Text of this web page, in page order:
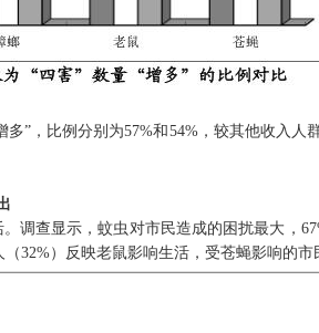
”，比例分别为57%和54%，较其他收入人
。调查显示，蚊虫对市民造成的困扰最大，
32%）反映老鼠影响生活，受苍蝇影响的市